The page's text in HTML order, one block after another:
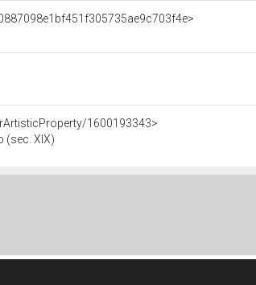
1600193343>
(sec. XIX)